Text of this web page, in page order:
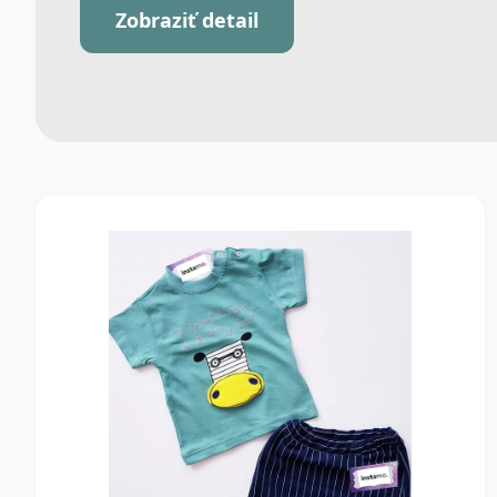
Zobraziť detail